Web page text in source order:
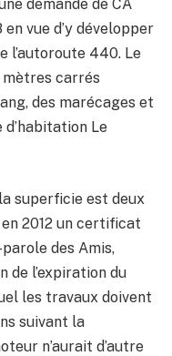
demande de CA
vue d’y développer
l’autoroute 440. Le
mètres carrés
des marécages et
d’habitation Le
superficie est deux
2012 un certificat
des Amis,
de l’expiration du
les travaux doivent
suivant la
n’aurait d’autre